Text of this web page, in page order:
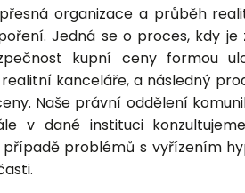
organizace a průběh
Jedná se o proces, kdy je
kupní ceny formou
kanceláře, a následný
Naše právní oddělení
v dané instituci
problémů s vyřízením